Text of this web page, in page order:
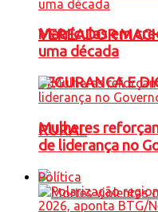
VEREADOR
SEGURANCA E
RURAL
Matrículas em
uma década
Mulheres
de liderança no
Política